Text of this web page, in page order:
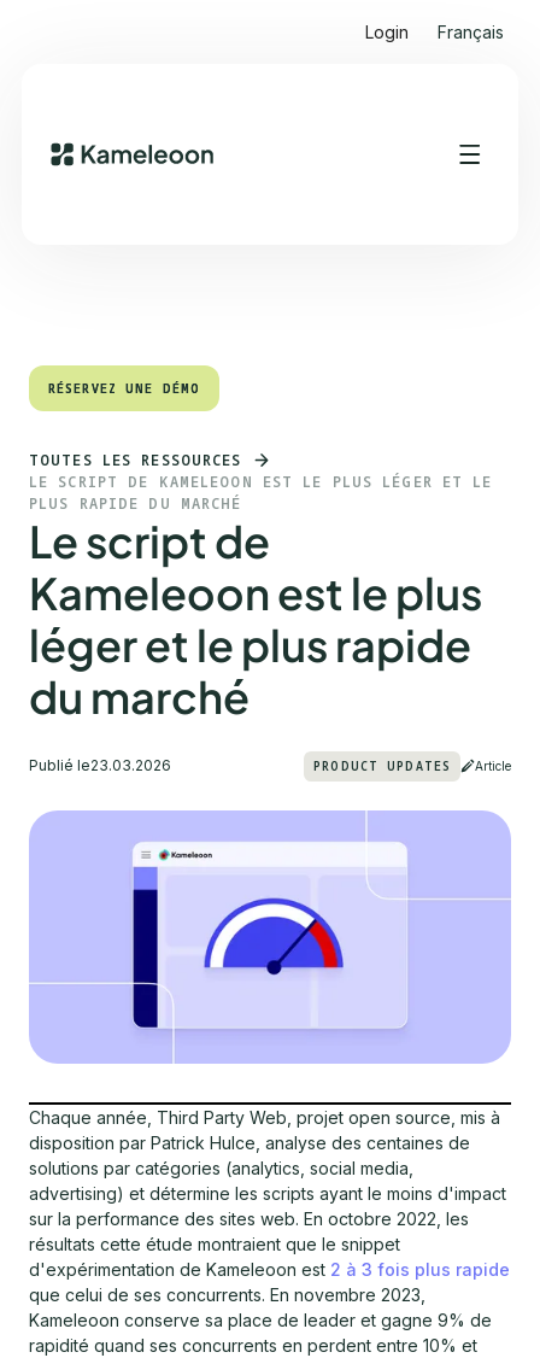
Login Français
Sommaire
RÉSERVEZ UNE DÉMO
RÉSERVEZ UNE DÉMO
TOUTES LES RESSOURCES
LE SCRIPT DE KAMELEOON EST LE PLUS LÉGER ET LE
PLUS RAPIDE DU MARCHÉ
Le script de
Kameleoon est le plus
léger et le plus rapide
du marché
Publié le23.03.2026 PRODUCT UPDATES Article
Chaque année, Third Party Web, projet open source, mis à
disposition par Patrick Hulce, analyse des centaines de
solutions par catégories (analytics, social media,
advertising) et détermine les scripts ayant le moins d'impact
sur la performance des sites web. En octobre 2022, les
résultats cette étude montraient que le snippet
d'expérimentation de Kameleoon est 2 à 3 fois plus rapide
que celui de ses concurrents. En novembre 2023,
Kameleoon conserve sa place de leader et gagne 9% de
rapidité quand ses concurrents en perdent entre 10% et